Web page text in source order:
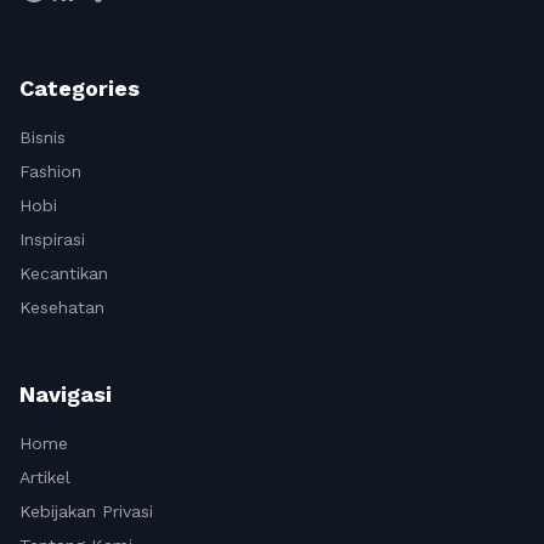
Categories
Bisnis
Fashion
Hobi
Inspirasi
Kecantikan
Kesehatan
Navigasi
Home
Artikel
Kebijakan Privasi